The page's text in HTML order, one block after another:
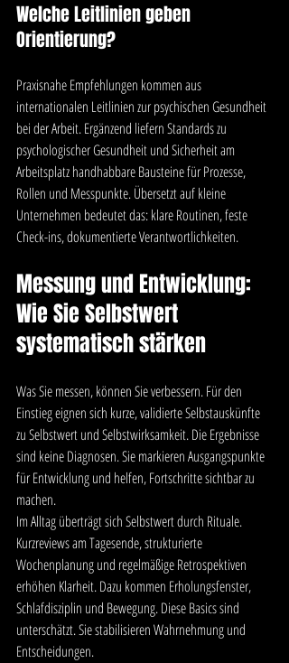
Welche Leitlinien geben
Orientierung?
Praxisnahe Empfehlungen kommen aus
internationalen Leitlinien zur psychischen Gesundheit
bei der Arbeit. Ergänzend liefern Standards zu
psychologischer Gesundheit und Sicherheit am
Arbeitsplatz handhabbare Bausteine für Prozesse,
Rollen und Messpunkte. Übersetzt auf kleine
Unternehmen bedeutet das: klare Routinen, feste
Check-ins, dokumentierte Verantwortlichkeiten.
Messung und Entwicklung:
Wie Sie Selbstwert
systematisch stärken
Was Sie messen, können Sie verbessern. Für den
Einstieg eignen sich kurze, validierte Selbstauskünfte
zu Selbstwert und Selbstwirksamkeit. Die Ergebnisse
sind keine Diagnosen. Sie markieren Ausgangspunkte
für Entwicklung und helfen, Fortschritte sichtbar zu
machen.
Im Alltag überträgt sich Selbstwert durch Rituale.
Kurzreviews am Tagesende, strukturierte
Wochenplanung und regelmäßige Retrospektiven
erhöhen Klarheit. Dazu kommen Erholungsfenster,
Schlafdisziplin und Bewegung. Diese Basics sind
unterschätzt. Sie stabilisieren Wahrnehmung und
Entscheidungen.